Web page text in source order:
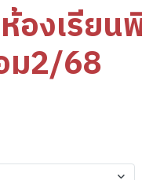
องเรียน
ม2/68